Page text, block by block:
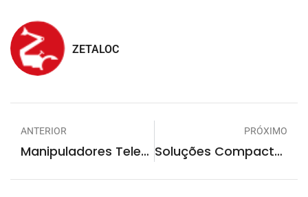
ZETALOC
ANTERIOR
Manipuladores Telescópicos: A Versatilidade Que Revoluciona O Setor Da Construção
PRÓXIMO
Soluções Compactas: Quando Optar Por Minicarregadeiras E Miniescavadeiras Em Obras Urbanas